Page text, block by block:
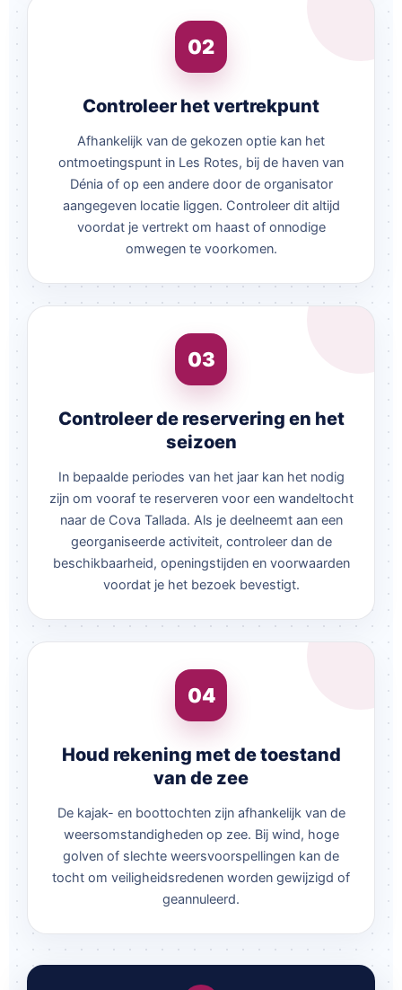
02
Controleer het vertrekpunt
Afhankelijk van de gekozen optie kan het
ontmoetingspunt in Les Rotes, bij de haven van
Dénia of op een andere door de organisator
aangegeven locatie liggen. Controleer dit altijd
voordat je vertrekt om haast of onnodige
omwegen te voorkomen.
03
Controleer de reservering en het
seizoen
In bepaalde periodes van het jaar kan het nodig
zijn om vooraf te reserveren voor een wandeltocht
naar de Cova Tallada. Als je deelneemt aan een
georganiseerde activiteit, controleer dan de
beschikbaarheid, openingstijden en voorwaarden
voordat je het bezoek bevestigt.
04
Houd rekening met de toestand
van de zee
De kajak- en boottochten zijn afhankelijk van de
weersomstandigheden op zee. Bij wind, hoge
golven of slechte weersvoorspellingen kan de
tocht om veiligheidsredenen worden gewijzigd of
geannuleerd.